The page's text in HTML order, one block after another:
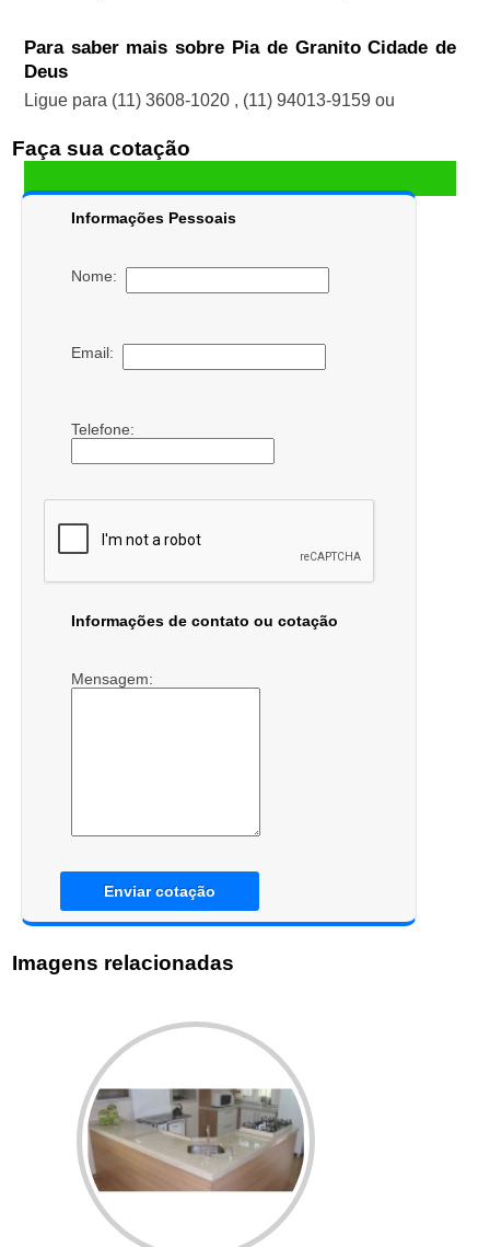
Para saber mais sobre Pia de Granito Cidade de
Deus
Ligue para (11) 3608-1020 , (11) 94013-9159 ou
Faça sua cotação
Informações Pessoais
Nome:
Email:
Telefone:
Informações de contato ou cotação
Mensagem:
Enviar cotação
Imagens relacionadas